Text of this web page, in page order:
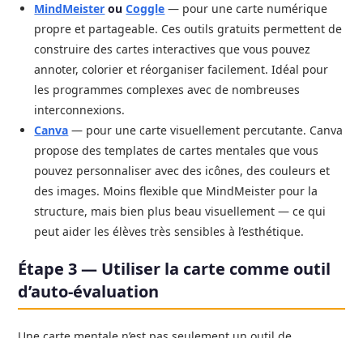
MindMeister ouCoggle — pour une carte numérique
propre et partageable. Ces outils gratuits permettent de
construire des cartes interactives que vous pouvez
annoter, colorier et réorganiser facilement. Idéal pour
les programmes complexes avec de nombreuses
interconnexions.
Canva — pour une carte visuellement percutante. Canva
propose des templates de cartes mentales que vous
pouvez personnaliser avec des icônes, des couleurs et
des images. Moins flexible que MindMeister pour la
structure, mais bien plus beau visuellement — ce qui
peut aider les élèves très sensibles à l’esthétique.
Étape 3 — Utiliser la carte comme outil
d’auto-évaluation